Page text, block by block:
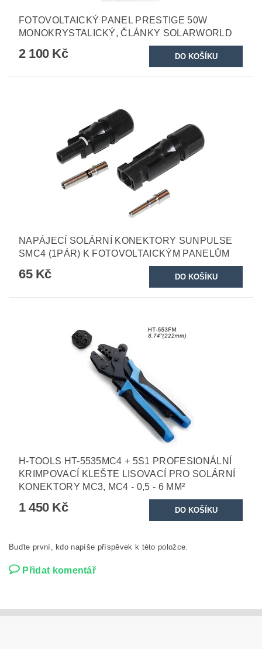
FOTOVOLTAICKÝ PANEL PRESTIGE 50W
MONOKRYSTALICKÝ, ČLÁNKY SOLARWORLD
2 100 Kč
NAPÁJECÍ SOLÁRNÍ KONEKTORY SUNPULSE
SMC4 (1PÁR) K FOTOVOLTAICKÝM PANELŮM
65 Kč
H-TOOLS HT-5535MC4 + 5S1 PROFESIONÁLNÍ
KRIMPOVACÍ KLEŠTE LISOVACÍ PRO SOLÁRNÍ
KONEKTORY MC3, MC4 - 0,5 - 6 MM²
1 450 Kč
Buďte první, kdo napíše příspěvek k této položce.
Přidat komentář